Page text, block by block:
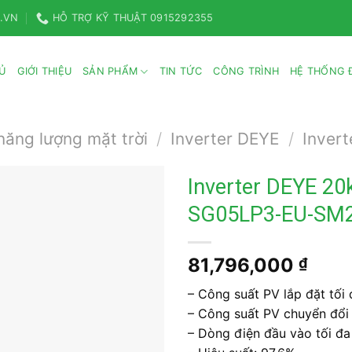
HỖ TRỢ KỸ THUẬT 0915292355
GIỚI THIỆU SẢN PHẨM TIN TỨC CÔNG TRÌNH HỆ THỐNG
lượng mặt trời / Inverter DEYE /
Inverter DEYE
SG05LP3-EU-
81,796,000 ₫
– Công suất PV lắp đặt tối
– Công suất PV chuyển
– Dòng điện đầu vào tối